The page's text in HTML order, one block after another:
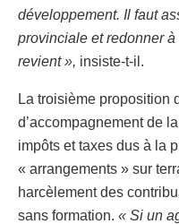
développement. Il faut
provinciale et redonner
revient », insiste-t-il.
La troisième proposition
d’accompagnement de
impôts et taxes dus à la
« arrangements » sur
harcèlement des
sans formation. « Si un